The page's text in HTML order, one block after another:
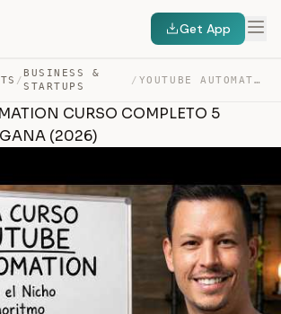
Get App
/
BUSINESS &
STARTUPS
/ YOUTUBE AUTOMATION CURSO COMPLETO 5 HORAS: CREA Y GANA … — TRANSCRIPT
CURSO COMPLETO 5
(2026)